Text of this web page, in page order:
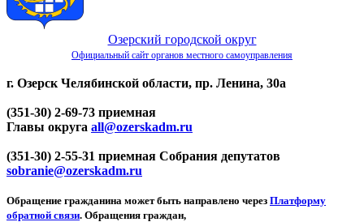
Озерский городской округ
Официальный сайт органов местного самоуправления
г. Озерск Челябинской области, пр. Ленина, 30а
(351-30) 2-69-73 приемная
Главы округа all@ozerskadm.ru
(351-30) 2-55-31 приемная Собрания депутатов
sobranie@ozerskadm.ru
Обращение гражданина может быть направлено через Платформу
обратной связи. Обращения граждан,